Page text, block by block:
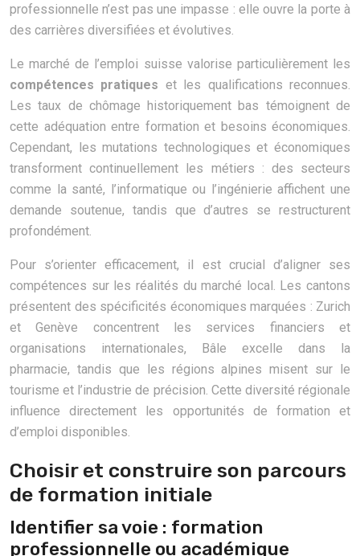
professionnelle n’est pas une impasse : elle ouvre la porte à
des carrières diversifiées et évolutives.
Le marché de l’emploi suisse valorise particulièrement les
compétences pratiques et les qualifications reconnues.
Les taux de chômage historiquement bas témoignent de
cette adéquation entre formation et besoins économiques.
Cependant, les mutations technologiques et économiques
transforment continuellement les métiers : des secteurs
comme la santé, l’informatique ou l’ingénierie affichent une
demande soutenue, tandis que d’autres se restructurent
profondément.
Pour s’orienter efficacement, il est crucial d’aligner ses
compétences sur les réalités du marché local. Les cantons
présentent des spécificités économiques marquées : Zurich
et Genève concentrent les services financiers et
organisations internationales, Bâle excelle dans la
pharmacie, tandis que les régions alpines misent sur le
tourisme et l’industrie de précision. Cette diversité régionale
influence directement les opportunités de formation et
d’emploi disponibles.
Choisir et construire son parcours
de formation initiale
Identifier sa voie : formation
professionnelle ou académique